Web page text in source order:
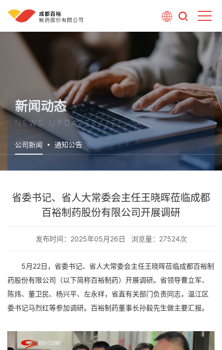
新闻动态
NEWS UPDATES
公司新闻 通知公告
省委书记、省人大常委会主任王晓晖莅临成都
百裕制药股份有限公司开展调研
发布时间：2025年05月26日 浏览量：27524次
5月22日，省委书记、省人大常委会主任王晓晖莅临成都百裕制
药股份有限公司（以下简称百裕制药）开展调研。省领导曹立军、
陈炜、董卫民、杨兴平、左永祥，省直有关部门负责同志，温江区
委书记马烈红等参加调研。百裕制药董事长孙毅先生做主要汇报。